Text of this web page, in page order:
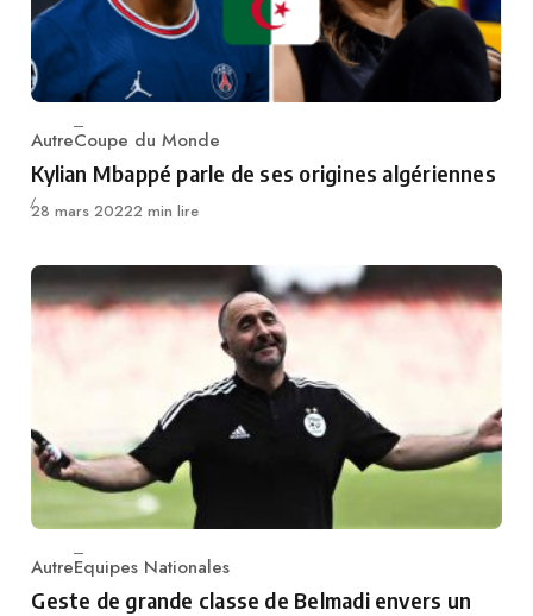
Category
AutreCoupe du Monde
Kylian Mbappé parle de ses origines algériennes
Publié
28 mars 20222 min lire
Category
AutreEquipes Nationales
Geste de grande classe de Belmadi envers un